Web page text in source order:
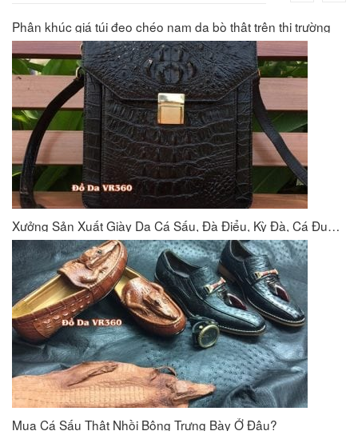
Phân khúc giá túi đeo chéo nam da bò thật trên thị trường
Xưởng Sản Xuất Giày Da Cá Sấu, Đà Điểu, Kỳ Đà, Cá Đuối VR360
Mua Cá Sấu Thật Nhồi Bông Trưng Bày Ở Đâu?